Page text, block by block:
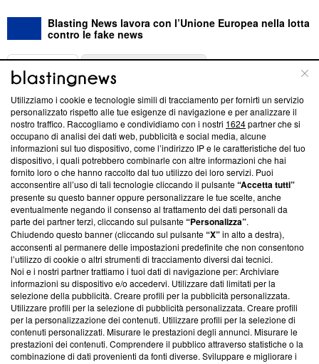
Blasting News lavora con l’Unione Europea nella lotta
contro le fake news
ABOUT
Questa sezione offre informazioni trasparenti su Blasting
News, sui nostri processi editoriali e su come ci impegniamo a
creare news di qualità. Inoltre, afferma la nostra aderenza a
‘Trust Project - News with Integrity’Blasting News non è
ancora membro del programma, ma ha richiesto di farne
parte; Trust Project non ha ancora effettuato una verifica di
conformità agli standard.
Su di noi
Team editoriale
Corporate
Redazione
Informativa Privacy
Cookie Policy
Utilizziamo i cookie e tecnologie simili di tracciamento per fornirti un servizio
personalizzato rispetto alle tue esigenze di navigazione e per analizzare il
nostro traffico. Raccogliamo e condividiamo con i nostri 1624partner che si
occupano di analisi dei dati web, pubblicità e social media, alcune
informazioni sul tuo dispositivo, come l’indirizzo IP e le caratteristiche del tuo
dispositivo, i quali potrebbero combinarle con altre informazioni che hai
fornito loro o che hanno raccolto dal tuo utilizzo dei loro servizi. Puoi
acconsentire all’uso di tali tecnologie cliccando il pulsante“Accetta tutti”
presente su questo banner oppure personalizzare le tue scelte, anche
eventualmente negando il consenso al trattamento dei dati personali da
parte dei partner terzi, cliccando sul pulsante“Personalizza”.
Chiudendo questo banner (cliccando sul pulsante“X”in alto a destra),
acconsenti al permanere delle impostazioni predefinite che non consentono
l’utilizzo di cookie o altri strumenti di tracciamento diversi dai tecnici.
Noi e i nostri partner trattiamo i tuoi dati di navigazione per: Archiviare
informazioni su dispositivo e/o accedervi. Utilizzare dati limitati per la
selezione della pubblicità. Creare profili per la pubblicità personalizzata.
Utilizzare profili per la selezione di pubblicità personalizzata. Creare profili
per la personalizzazione dei contenuti. Utilizzare profili per la selezione di
contenuti personalizzati. Misurare le prestazioni degli annunci. Misurare le
prestazioni dei contenuti. Comprendere il pubblico attraverso statistiche o la
combinazione di dati provenienti da fonti diverse. Sviluppare e migliorare i